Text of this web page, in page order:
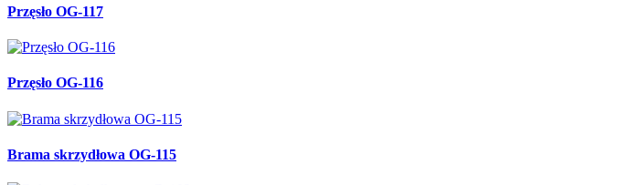
Przęsło OG-117
Przęsło OG-116
Brama skrzydłowa OG-115